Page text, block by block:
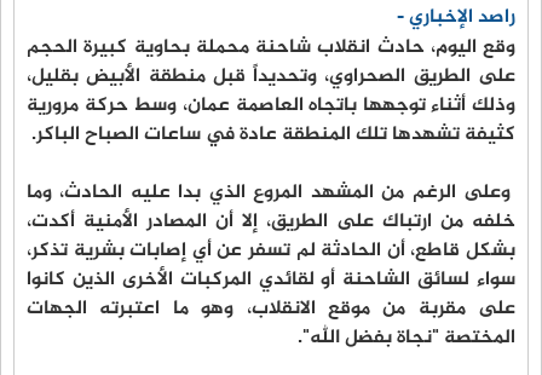
راصد الإخباري -
وقع اليوم، حادث انقلاب شاحنة محملة بحاوية كبيرة الحجم
على الطريق الصحراوي، وتحديداً قبل منطقة الأبيض بقليل،
وذلك أثناء توجهها باتجاه العاصمة عمان، وسط حركة مرورية
كثيفة تشهدها تلك المنطقة عادة في ساعات الصباح الباكر.
وعلى الرغم من المشهد المروع الذي بدا عليه الحادث، وما
خلفه من ارتباك على الطريق، إلا أن المصادر الأمنية أكدت،
بشكل قاطع، أن الحادثة لم تسفر عن أي إصابات بشرية تذكر،
سواء لسائق الشاحنة أو لقائدي المركبات الأخرى الذين كانوا
على مقربة من موقع الانقلاب، وهو ما اعتبرته الجهات
المختصة "نجاة بفضل الله".